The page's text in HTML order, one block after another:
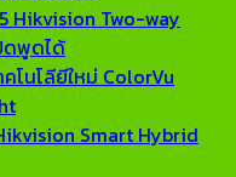
Hikvision Two-way
ดพูดได้
โนโลียีใหม่ ColorVu
Smart Hybrid